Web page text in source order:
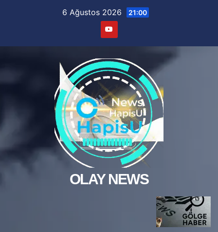
6 Ağustos 2026 21:00
OLAY NEWS